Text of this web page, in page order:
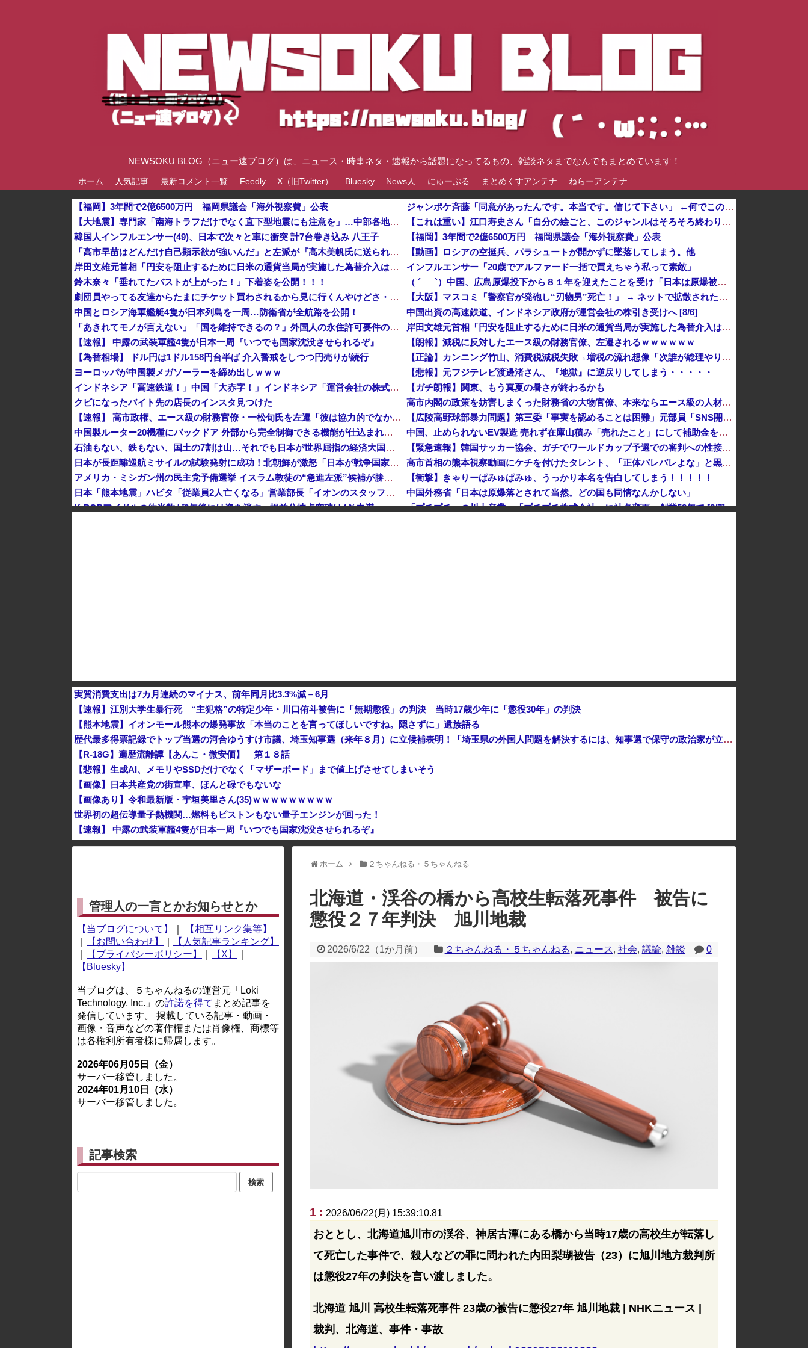
NEWSOKU BLOG（ニュー速ブログ）は、ニュース・時事ネタ・速報から話題になってるもの、雑談ネタまでなんでもまとめています！
ホーム 人気記事 最新コメント一覧 Feedly X（旧Twitter） Bluesky News人 にゅーぷる まとめくすアンテナ ねらーアンテナ
【福岡】3年間で2億6500万円 福岡県議会「海外視察費」公表
【大地震】専門家「南海トラフだけでなく直下型地震にも注意を」…中部各地に危険度「Sランク」断層帯
韓国人インフルエンサー(49)、日本で次々と車に衝突 計7台巻き込み 八王子
「高市早苗はどんだけ自己顕示欲が強いんだ」と左派が『高木美帆氏に送られた包丁セット』に激怒、「こんな首相は見たことがない」と言い張るも……他
岸田文雄元首相「円安を阻止するために日米の通貨当局が実施した為替介入は一時しのぎに過ぎない」
鈴木奈々「垂れてたバストが上がった！」下着姿を公開！！！
劇団員やってる友達からたまにチケット買わされるから見に行くんやけどさ・・・
中国とロシア海軍艦艇4隻が日本列島を一周…防衛省が全航路を公開！
「あきれてモノが言えない」「国を維持できるの？」外国人の永住許可要件の厳格化で在日中国人の本音は？
【速報】 中露の武装軍艦4隻が日本一周『いつでも国家沈没させられるぞ』
【為替相場】 ドル円は1ドル158円台半ば 介入警戒をしつつ円売りが続行
ヨーロッパが中国製メガソーラーを締め出しｗｗｗ
インドネシア「高速鉄道！」中国「大赤字！」インドネシア「運営会社の株式購入！（負債対策」中国「はい（巨額負債」インドネシア「700km延伸計画！（実質中止」→
クビになったバイト先の店長のインスタ見つけた
【速報】 高市政権、エース級の財務官僚・一松旬氏を左遷「彼は協力的でなかった」財務省の言いなりではないことが判明
中国製ルーター20機種にバックドア 外部から完全制御できる機能が仕込まれていた
石油もない、鉄もない、国土の7割は山…それでも日本が世界屈指の経済大国になれた「勤勉さ」以外の勝因！
日本が長距離巡航ミサイルの試験発射に成功！北朝鮮が激怒「日本が戦争国家になろうとしている」「絶対に傍観しない、必ず後悔させる」
アメリカ・ミシガン州の民主党予備選挙 イスラム教徒の“急進左派”候補が勝利確実に⋯トランプ氏は批判
日本「熊本地震」ハビタ「従業員2人亡くなる」営業部長「イオンのスタッフに制止されなかった」日本「部長が連絡後の店員行動を証言（謎」イオン「再入館可能の事実ない」→
K-POPアイドルの約半数が3年後には姿を消す…損益分岐点突破は4％未満
ジャンポケ斉藤「同意があったんです。本当です。信じて下さい」 ←何でこの主張が通らないの？
【これは重い】江口寿史さん「自分の絵ごと、このジャンルはそろそろ終わりかな」
【福岡】3年間で2億6500万円 福岡県議会「海外視察費」公表
【動画】ロシアの空挺兵、パラシュートが開かずに墜落してしまう。他
インフルエンサー「20歳でアルファード一括で買えちゃう私って素敵」
（ ´_ゝ`）中国、広島原爆投下から８１年を迎えたことを受け「日本は原爆被害者の立場で同情を買おうとするのを止めろ」
【大阪】マスコミ「警察官が発砲し“刃物男”死亡！」 → ネットで拡散された現場の無修正動画で衝撃の真相が発覚 → ………
中国出資の高速鉄道、インドネシア政府が運営会社の株引き受けへ [8/6]
岸田文雄元首相「円安を阻止するために日米の通貨当局が実施した為替介入は一時しのぎに過ぎない」
【朗報】減税に反対したエース級の財務官僚、左遷されるｗｗｗｗｗｗ
【正論】カンニング竹山、消費税減税失敗→増税の流れ想像「次誰が総理やりたいと思います？」
【悲報】元フジテレビ渡邊渚さん、『地獄』に逆戻りしてしまう・・・・・
【ガチ朗報】関東、もう真夏の暑さが終わるかも
高市内閣の政策を妨害しまくった財務省の大物官僚、本来ならエース級の人材が就くはずのないポストに送られ……
【広陵高野球部暴力問題】第三委「事実を認めることは困難」元部員「SNS開示請求開始」犯人として晒してた人達に損害賠償請求訴訟を起こす方針
中国、止められないEV製造 売れず在庫山積み「売れたこと」にして補助金を騙し取る事案を思いつきが横行
【緊急速報】韓国サッカー協会、ガチでワールドカップ予選での審判への性接待がバレ大炎上大騒ぎに
高市首相の熊本視察動画にケチを付けたタレント、「正体バレバレよな」と黒電話の呼び方であっさりと……
【衝撃】きゃりーぱみゅぱみゅ、うっかり本名を告白してしまう！！！！！
中国外務省「日本は原爆落とされて当然。どの国も同情なんかしない」
「プチプチ」の川上産業、「プチプチ株式会社」に社名変更 創業58年で [8/7]
実質消費支出は7カ月連続のマイナス、前年同月比3.3%減－6月
【速報】江別大学生暴行死 “主犯格”の特定少年・川口侑斗被告に「無期懲役」の判決 当時17歳少年に「懲役30年」の判決
【熊本地震】イオンモール熊本の爆発事故「本当のことを言ってほしいですね。隠さずに」遺族語る
歴代最多得票記録でトップ当選の河合ゆうすけ市議、埼玉知事選（来年８月）に立候補表明！「埼玉県の外国人問題を解決するには、知事選で保守の政治家が立ち上がるしかない」保守一本化を訴え
【R-18G】遍歴流離譚【あんこ・微安価】 第１８話
【悲報】生成AI、メモリやSSDだけでなく「マザーボード」まで値上げさせてしまいそう
【画像】日本共産党の街宣車、ほんと碌でもないな
【画像あり】令和最新版・宇垣美里さん(35)ｗｗｗｗｗｗｗｗｗ
世界初の超伝導量子熱機関…燃料もピストンもない量子エンジンが回った！
【速報】 中露の武装軍艦4隻が日本一周『いつでも国家沈没させられるぞ』
中国企業Zbtlink製のルーター20機種にバックドア… 外部から完全制御のおそれ
※アドブロック等の広告非表示プラグインやアドオンを利用している場合、一部のコンテンツが表示されなくなったり、サイト全体のレイアウトが崩れたりする場合があります。
ホーム ２ちゃんねる・５ちゃんねる
北海道・渓谷の橋から高校生転落死事件 被告に
懲役２７年判決 旭川地裁
2026/6/22 （1か月前） ２ちゃんねる・５ちゃんねる, ニュース, 社会, 議論, 雑談 0
1 : 2026/06/22(月) 15:39:10.81
おととし、北海道旭川市の渓谷、神居古潭にある橋から当時17歳の高校生が転落し
て死亡した事件で、殺人などの罪に問われた内田梨瑚被告（23）に旭川地方裁判所
は懲役27年の判決を言い渡しました。
北海道 旭川 高校生転落死事件 23歳の被告に懲役27年 旭川地裁 | NHKニュース |
裁判、北海道、事件・事故
管理人の一言とかお知らせとか
【当ブログについて】
【相互リンク集等】
【お問い合わせ】
【人気記事ランキング】
【プライバシーポリシー】 【X】
【Bluesky】
当ブログは、５ちゃんねるの運営元「Loki
Technology, Inc.」の許諾を得て まとめ記事を
発信しています。 掲載している記事・動画・
画像・音声などの著作権または肖像権、商標等
は各権利所有者様に帰属します。
2026年06月05日（金）
サーバー移管しました。
2024年01月10日（水）
サーバー移管しました。
記事検索